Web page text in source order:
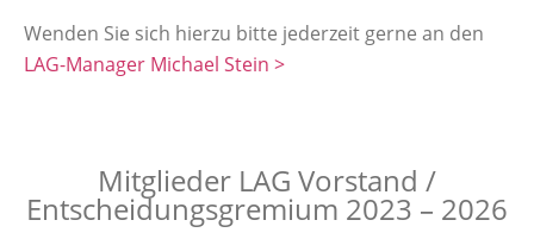
Wenden Sie sich hierzu bitte jederzeit gerne an den
LAG-Manager Michael Stein >
Mitglieder LAG Vorstand /
Entscheidungsgremium 2023 – 2026